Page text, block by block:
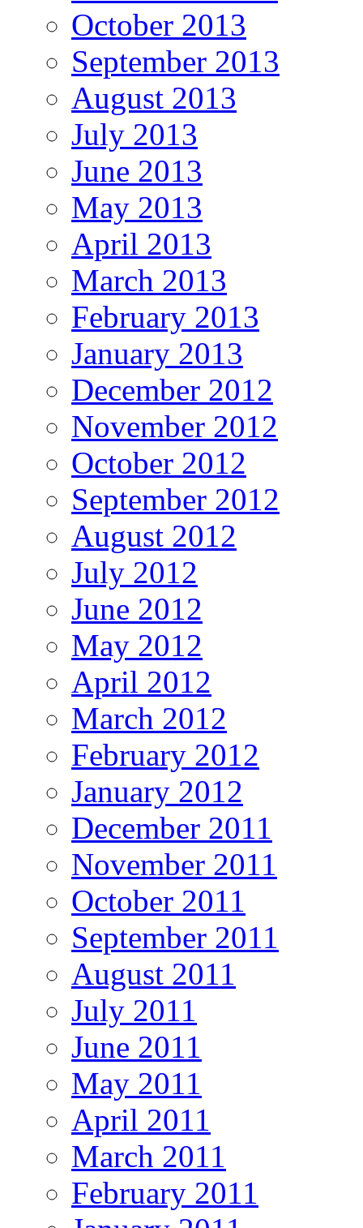
October 2013
September 2013
August 2013
July 2013
June 2013
May 2013
April 2013
March 2013
February 2013
January 2013
December 2012
November 2012
October 2012
September 2012
August 2012
July 2012
June 2012
May 2012
April 2012
March 2012
February 2012
January 2012
December 2011
November 2011
October 2011
September 2011
August 2011
July 2011
June 2011
May 2011
April 2011
March 2011
February 2011